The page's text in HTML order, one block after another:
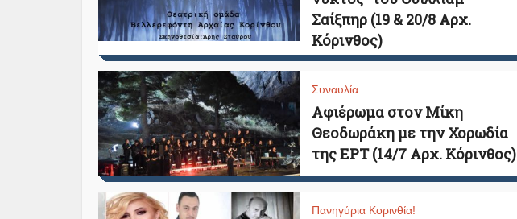
Σαίξπηρ (19 & 20/8 Αρχ.
Κόρινθος)
Συναυλία
Αφιέρωμα στον Μίκη
Θεοδωράκη με την Χορωδία
της ΕΡΤ (14/7 Αρχ. Κόρινθος)
Πανηγύρια Κορινθία!